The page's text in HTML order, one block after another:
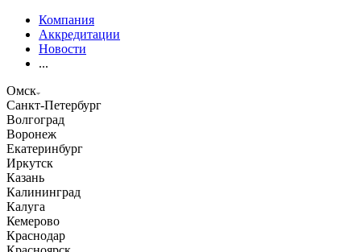
Компания
Аккредитации
Новости
...
Омск
Санкт-Петербург
Волгоград
Воронеж
Екатеринбург
Иркутск
Казань
Калининград
Калуга
Кемерово
Краснодар